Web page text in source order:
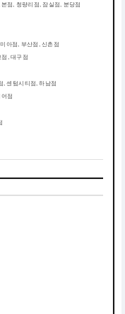
점, 청량리점, 잠실점, 분당점
아점, 부산점, 신촌점
, 대구점
, 센텀시티점, 하남점
점